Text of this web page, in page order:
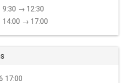
9:30 → 12:30
14:00 → 17:00
17:00